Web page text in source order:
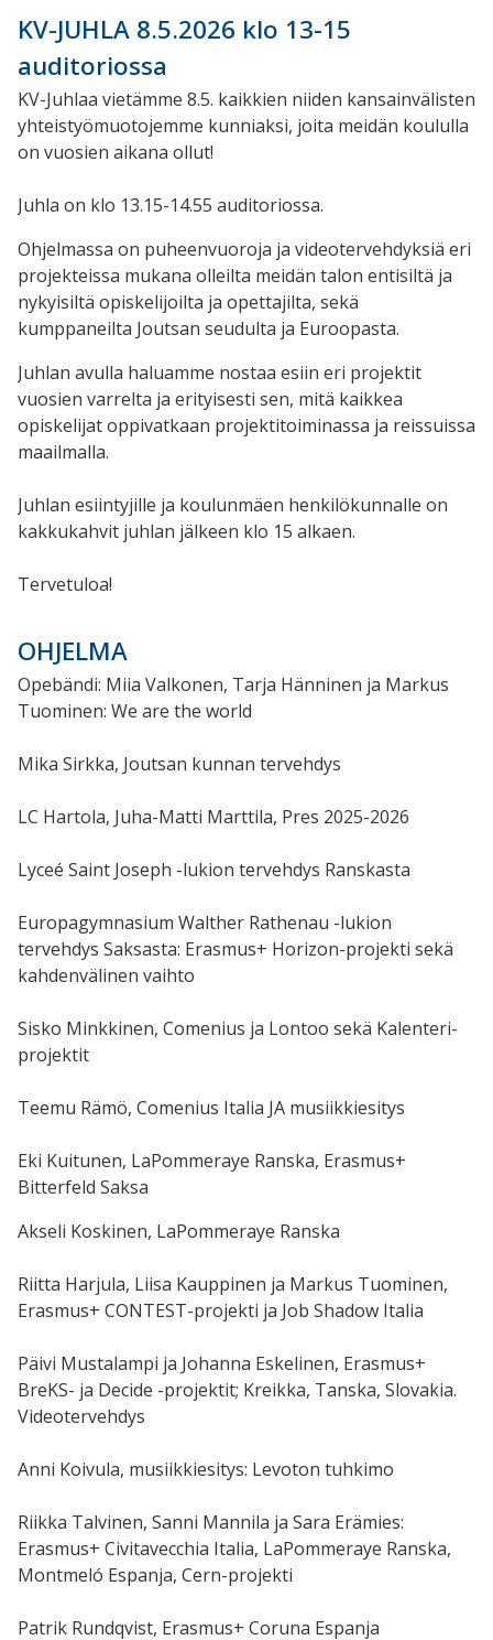
KV-JUHLA 8.5.2026 klo 13-15
auditoriossa
KV-Juhlaa vietämme 8.5. kaikkien niiden kansainvälisten
yhteistyömuotojemme kunniaksi, joita meidän koululla
on vuosien aikana ollut!
Juhla on klo 13.15-14.55 auditoriossa.
Ohjelmassa on puheenvuoroja ja videotervehdyksiä eri
projekteissa mukana olleilta meidän talon entisiltä ja
nykyisiltä opiskelijoilta ja opettajilta, sekä
kumppaneilta Joutsan seudulta ja Euroopasta.
Juhlan avulla haluamme nostaa esiin eri projektit
vuosien varrelta ja erityisesti sen, mitä kaikkea
opiskelijat oppivatkaan projektitoiminassa ja reissuissa
maailmalla.
Juhlan esiintyjille ja koulunmäen henkilökunnalle on
kakkukahvit juhlan jälkeen klo 15 alkaen.
Tervetuloa!
OHJELMA
Opebändi: Miia Valkonen, Tarja Hänninen ja Markus
Tuominen: We are the world
Mika Sirkka, Joutsan kunnan tervehdys
LC Hartola, Juha-Matti Marttila, Pres 2025-2026
Lyceé Saint Joseph -lukion tervehdys Ranskasta
Europagymnasium Walther Rathenau -lukion
tervehdys Saksasta: Erasmus+ Horizon-projekti sekä
kahdenvälinen vaihto
Sisko Minkkinen, Comenius ja Lontoo sekä Kalenteri-
projektit
Teemu Rämö, Comenius Italia JA musiikkiesitys
Eki Kuitunen, LaPommeraye Ranska, Erasmus+
Bitterfeld Saksa
Akseli Koskinen, LaPommeraye Ranska
Riitta Harjula, Liisa Kauppinen ja Markus Tuominen,
Erasmus+ CONTEST-projekti ja Job Shadow Italia
Päivi Mustalampi ja Johanna Eskelinen, Erasmus+
BreKS- ja Decide -projektit; Kreikka, Tanska, Slovakia.
Videotervehdys
Anni Koivula, musiikkiesitys: Levoton tuhkimo
Riikka Talvinen, Sanni Mannila ja Sara Erämies:
Erasmus+ Civitavecchia Italia, LaPommeraye Ranska,
Montmeló Espanja, Cern-projekti
Patrik Rundqvist, Erasmus+ Coruna Espanja